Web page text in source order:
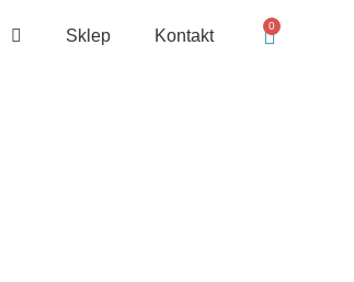
Sklep Kontakt
0